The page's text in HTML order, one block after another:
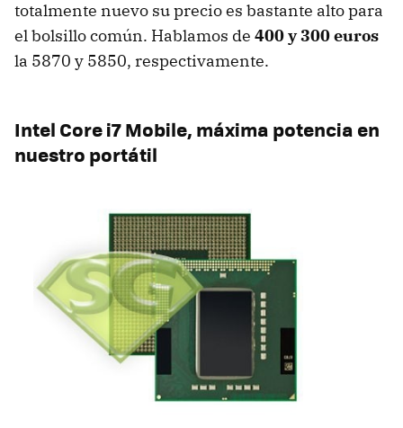
totalmente nuevo su precio es bastante alto para
el bolsillo común. Hablamos de 400 y 300 euros
la 5870 y 5850, respectivamente.
Intel Core i7 Mobile, máxima potencia en
nuestro portátil